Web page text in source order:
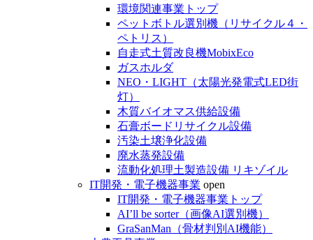
環境関連事業トップ
ペットボトル選別機（リサイクル４・
ペトリス）
自走式土質改良機MobixEco
ガスホルダ
NEO・LIGHT（太陽光発電式LED街
灯）
木質バイオマス供給設備
石膏ボードリサイクル設備
汚染土壌浄化設備
廃水蒸発設備
流動化処理土製造設備 リキゾイル
IT開発・電子機器事業 open
IT開発・電子機器事業トップ
AI’ll be sorter（画像AI選別機）
GraSanMan（骨材判別AI機能）